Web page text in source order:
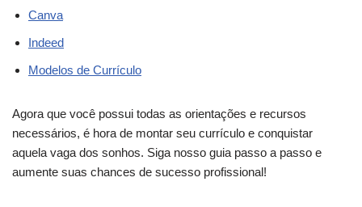
Canva
Indeed
Modelos de Currículo
Agora que você possui todas as orientações e recursos
necessários, é hora de montar seu currículo e conquistar
aquela vaga dos sonhos. Siga nosso guia passo a passo e
aumente suas chances de sucesso profissional!